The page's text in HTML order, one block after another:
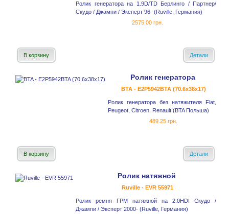
Ролик генератора на 1.9D/TD Берлинго / Партнер/
Скудо / Джампи / Эксперт 96- (Ruville, Германия)
2575.00 грн.
В корзину Детали
Ролик генератора
BTA - E2P5942BTA (70.6x38x17)
Ролик генератора без натяжителя Fiat,
Peugeot, Citroen, Renault (BTA Польша)
489.25 грн.
В корзину Детали
Ролик натяжной
Ruville - EVR 55971
Ролик ремня ГРМ натяжной на 2.0HDI Скудо /
Джампи / Эксперт 2000- (Ruville, Германия)